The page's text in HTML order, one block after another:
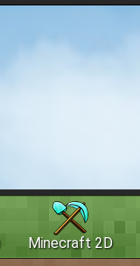
Minecraft 2D